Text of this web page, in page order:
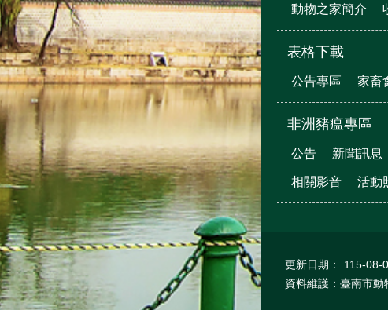
動物之家簡介
表格下載
公告專區 家畜
非洲豬瘟專區
公告 新聞訊息
相關影音 活動
更新日期：
115-08-
資料維護：臺南市動